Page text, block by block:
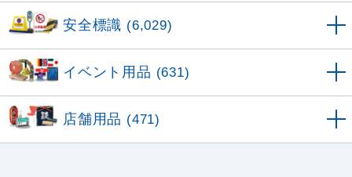
安全標識 (6,029)
イベント用品 (631)
店舗用品 (471)